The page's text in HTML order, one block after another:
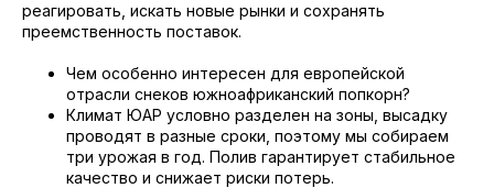
реагировать, искать новые рынки и сохранять
преемственность поставок.
Чем особенно интересен для европейской
отрасли снеков южноафриканский попкорн?
Климат ЮАР условно разделен на зоны, высадку
проводят в разные сроки, поэтому мы собираем
три урожая в год. Полив гарантирует стабильное
качество и снижает риски потерь.